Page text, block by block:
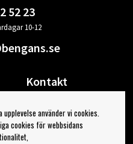
52 23
10-12
Kontakt
Din sida
Logga ut
använder vi cookies.
cookies för webbsidans